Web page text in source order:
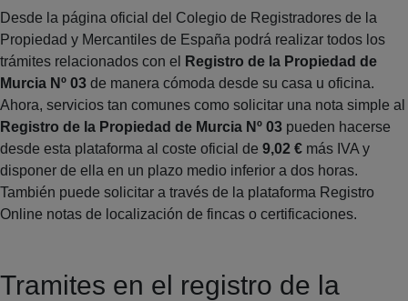
Desde la página oficial del Colegio de Registradores de la
Propiedad y Mercantiles de España podrá realizar todos los
trámites relacionados con el
Registro de la Propiedad de
Murcia Nº 03 de manera cómoda desde su casa u oficina.
Ahora, servicios tan comunes como solicitar una nota simple al
Registro de la Propiedad de Murcia Nº 03 pueden hacerse
desde esta plataforma al coste oficial de 9,02 € más IVA y
disponer de ella en un plazo medio inferior a dos horas.
También puede solicitar a través de la plataforma Registro
Online notas de localización de fincas o certificaciones.
Tramites en el registro de la